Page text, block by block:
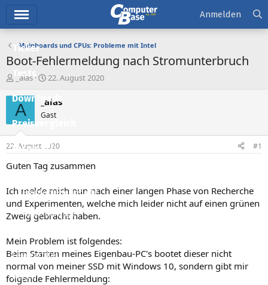
Ticker
Tests
Downloads
Preisvergleich
Forum
Aktuelles
Empfohlene Inhalte
Neue Beiträge
Leserartikel
Regeln
Anmelden
Mainboards und CPUs: Probleme mit Intel
Boot-Fehlermeldung nach Stromunterbruch
s
t
e
e
r
_alas
E
s
e
t
a
22. August 2020
A _alas
Gast
22. August 2020 #1
Guten Tag zusammen
Ich melde mich nun nach einer langen Phase von Recherche
und Experimenten, welche mich leider nicht auf einen grünen
Zweig gebracht haben.
Mein Problem ist folgendes:
Beim Starten meines Eigenbau-PC's bootet dieser nicht
normal von meiner SSD mit Windows 10, sondern gibt mir
folgende Fehlermeldung: